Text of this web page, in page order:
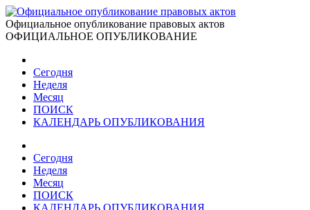
Официальное опубликование правовых актов
ОФИЦИАЛЬНОЕ ОПУБЛИКОВАНИЕ
Сегодня
Неделя
Месяц
ПОИСК
КАЛЕНДАРЬ ОПУБЛИКОВАНИЯ
Сегодня
Неделя
Месяц
ПОИСК
КАЛЕНДАРЬ ОПУБЛИКОВАНИЯ